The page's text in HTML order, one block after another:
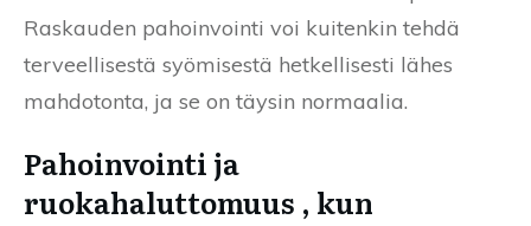
Raskauden pahoinvointi voi kuitenkin tehdä
terveellisestä syömisestä hetkellisesti lähes
mahdotonta, ja se on täysin normaalia.
Pahoinvointi ja
ruokahaluttomuus , kun